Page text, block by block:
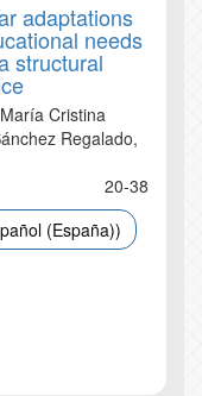
adaptations
needs
structural
Cristina
Regalado,
20-38
(España))